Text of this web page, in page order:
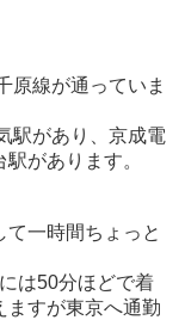
原線が通っていま
駅があり、京成電
があります。
一時間ちょっと
は50分ほどで着
ますが東京へ通勤